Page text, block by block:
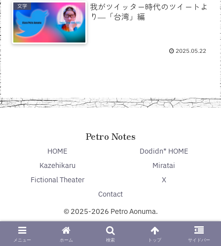
文学
我がツイッター時代のツイートよ
り―「台湾」編
2025.05.22
Petro Notes
HOME
Dodidn* HOME
Kazehikaru
Miratai
Fictional Theater
X
Contact
© 2025-2026 Petro Aonuma.
メニュー ホーム 検索 トップ サイドバー